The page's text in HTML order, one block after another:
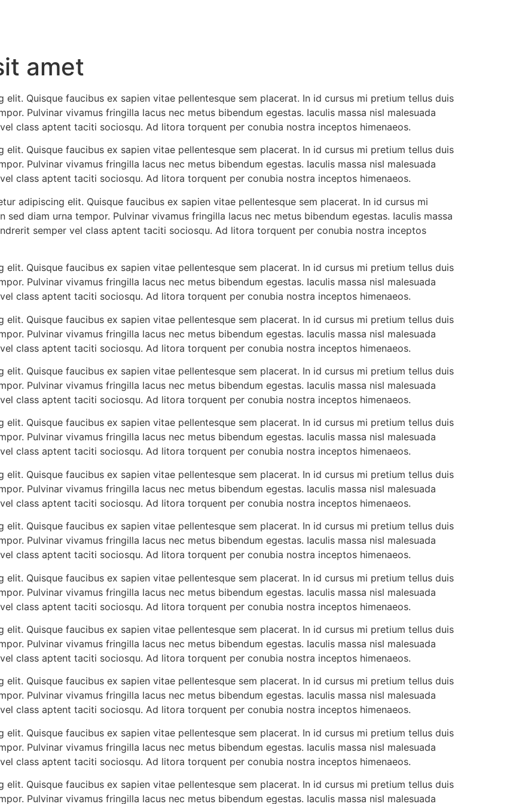
amet
Quisque faucibus ex sapien vitae pellentesque sem placerat. In id cursus mi pretium tellus duis
Pulvinar vivamus fringilla lacus nec metus bibendum egestas. Iaculis massa nisl malesuada
class aptent taciti sociosqu. Ad litora torquent per conubia nostra inceptos himenaeos.
Quisque faucibus ex sapien vitae pellentesque sem placerat. In id cursus mi pretium tellus duis
Pulvinar vivamus fringilla lacus nec metus bibendum egestas. Iaculis massa nisl malesuada
class aptent taciti sociosqu. Ad litora torquent per conubia nostra inceptos himenaeos.
adipiscing elit. Quisque faucibus ex sapien vitae pellentesque sem placerat. In id cursus mi
sed diam urna tempor. Pulvinar vivamus fringilla lacus nec metus bibendum egestas. Iaculis massa
semper vel class aptent taciti sociosqu. Ad litora torquent per conubia nostra inceptos
Quisque faucibus ex sapien vitae pellentesque sem placerat. In id cursus mi pretium tellus duis
Pulvinar vivamus fringilla lacus nec metus bibendum egestas. Iaculis massa nisl malesuada
class aptent taciti sociosqu. Ad litora torquent per conubia nostra inceptos himenaeos.
Quisque faucibus ex sapien vitae pellentesque sem placerat. In id cursus mi pretium tellus duis
Pulvinar vivamus fringilla lacus nec metus bibendum egestas. Iaculis massa nisl malesuada
class aptent taciti sociosqu. Ad litora torquent per conubia nostra inceptos himenaeos.
Quisque faucibus ex sapien vitae pellentesque sem placerat. In id cursus mi pretium tellus duis
Pulvinar vivamus fringilla lacus nec metus bibendum egestas. Iaculis massa nisl malesuada
class aptent taciti sociosqu. Ad litora torquent per conubia nostra inceptos himenaeos.
Quisque faucibus ex sapien vitae pellentesque sem placerat. In id cursus mi pretium tellus duis
Pulvinar vivamus fringilla lacus nec metus bibendum egestas. Iaculis massa nisl malesuada
class aptent taciti sociosqu. Ad litora torquent per conubia nostra inceptos himenaeos.
Quisque faucibus ex sapien vitae pellentesque sem placerat. In id cursus mi pretium tellus duis
Pulvinar vivamus fringilla lacus nec metus bibendum egestas. Iaculis massa nisl malesuada
class aptent taciti sociosqu. Ad litora torquent per conubia nostra inceptos himenaeos.
Quisque faucibus ex sapien vitae pellentesque sem placerat. In id cursus mi pretium tellus duis
Pulvinar vivamus fringilla lacus nec metus bibendum egestas. Iaculis massa nisl malesuada
class aptent taciti sociosqu. Ad litora torquent per conubia nostra inceptos himenaeos.
Quisque faucibus ex sapien vitae pellentesque sem placerat. In id cursus mi pretium tellus duis
Pulvinar vivamus fringilla lacus nec metus bibendum egestas. Iaculis massa nisl malesuada
class aptent taciti sociosqu. Ad litora torquent per conubia nostra inceptos himenaeos.
Quisque faucibus ex sapien vitae pellentesque sem placerat. In id cursus mi pretium tellus duis
Pulvinar vivamus fringilla lacus nec metus bibendum egestas. Iaculis massa nisl malesuada
class aptent taciti sociosqu. Ad litora torquent per conubia nostra inceptos himenaeos.
Quisque faucibus ex sapien vitae pellentesque sem placerat. In id cursus mi pretium tellus duis
Pulvinar vivamus fringilla lacus nec metus bibendum egestas. Iaculis massa nisl malesuada
class aptent taciti sociosqu. Ad litora torquent per conubia nostra inceptos himenaeos.
Quisque faucibus ex sapien vitae pellentesque sem placerat. In id cursus mi pretium tellus duis
Pulvinar vivamus fringilla lacus nec metus bibendum egestas. Iaculis massa nisl malesuada
class aptent taciti sociosqu. Ad litora torquent per conubia nostra inceptos himenaeos.
Quisque faucibus ex sapien vitae pellentesque sem placerat. In id cursus mi pretium tellus duis
Pulvinar vivamus fringilla lacus nec metus bibendum egestas. Iaculis massa nisl malesuada